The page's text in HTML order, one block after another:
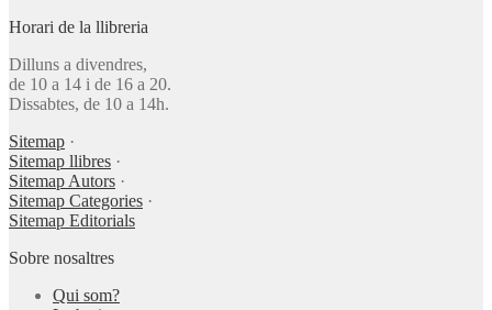
Horari de la llibreria
Dilluns a divendres,
de 10 a 14 i de 16 a 20.
Dissabtes, de 10 a 14h.
Sitemap ·
Sitemap llibres ·
Sitemap Autors ·
Sitemap Categories ·
Sitemap Editorials
Sobre nosaltres
Qui som?